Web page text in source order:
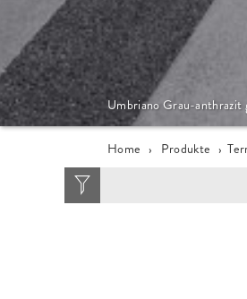
Umbriano Grau-anthrazit
Home › Produkte ›